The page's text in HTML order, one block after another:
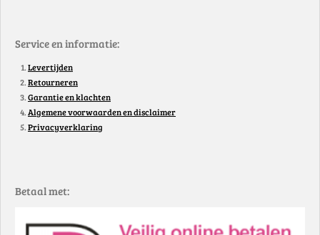
Service en informatie:
Levertijden
Retourneren
Garantie en klachten
Algemene voorwaarden en disclaimer
Privacyverklaring
Betaal met: